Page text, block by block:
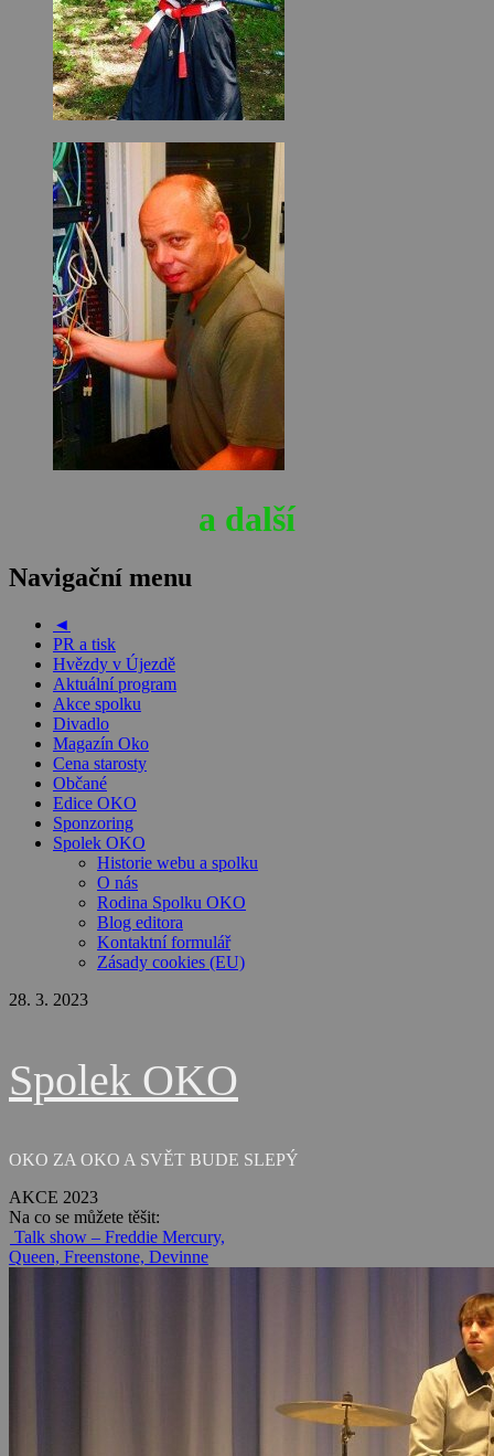
a další
Navigační menu
◄
PR a tisk
Hvězdy v Újezdě
Aktuální program
Akce spolku
Divadlo
Magazín Oko
Cena starosty
Občané
Edice OKO
Sponzoring
Spolek OKO
Historie webu a spolku
O nás
Rodina Spolku OKO
Blog editora
Kontaktní formulář
Zásady cookies (EU)
28. 3. 2023
Spolek OKO
OKO ZA OKO A SVĚT BUDE SLEPÝ
AKCE 2023
Na co se můžete těšit:
Talk show – Freddie Mercury,
Queen, Freenstone, Devinne